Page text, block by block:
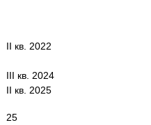
II кв. 2022
III кв. 2024
II кв. 2025
25